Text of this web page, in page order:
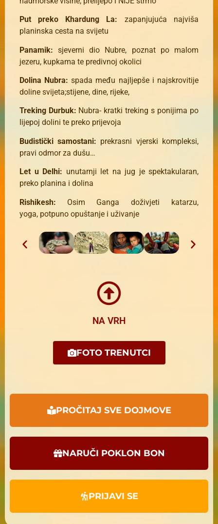
Put preko Khardung La: zapanjujuća najviša
planinska cesta na svijetu
Panamik: sjeverni dio Nubre, poznat po malom
jezeru, kupkama te predivnoj okolici
Dolina Nubra: spada među najljepše i najskrovitije
doline svijeta;stijene, dine, rijeke,
Treking Durbuk: Nubra- kratki treking s ponijima po
lijepoj dolini te preko prijevoja
Budistički samostani: prekrasni vjerski kompleksi,
pravi odmor za dušu…
Let u Delhi: unutarnji let na jug je spektakularan,
preko planina i dolina
Rishikesh: Osim Ganga doživjeti katarzu,
yoga, potpuno opuštanje i uživanje
NA VRH
FOTO TRENUTCI
PROČITAJ SVE DOJMOVE
NARUČI POKLON BON
PRIJAVI SE